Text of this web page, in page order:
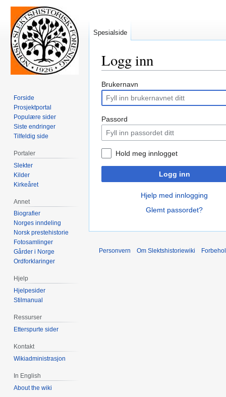
Logg inn
Hopp
navigering
Hopp
søk
Brukernavn
Passord
Hold meg innlogget
Logg inn
Hjelp med innlogging
Glemt passordet?
Spesialside
Forside
Prosjektportal
Populære sider
Siste endringer
Tilfeldig side
Portaler
Slekter
Kilder
Kirkeåret
Annet
Biografier
Norges inndeling
Norsk prestehistorie
Fotosamlinger
Gårder i Norge
Ordforklaringer
Hjelp
Hjelpesider
Stilmanual
Ressurser
Etterspurte sider
Kontakt
Wikiadministrasjon
In English
About the wiki
Personvern Om Slektshistoriewiki